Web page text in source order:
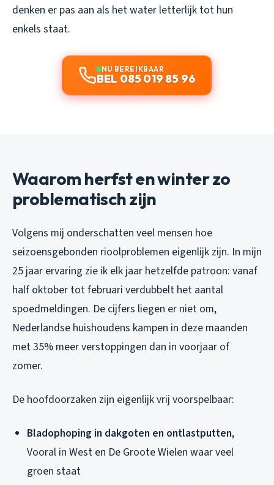
denken er pas aan als het water letterlijk tot hun
enkels staat.
NU BEREIKBAAR
BEL 085 019 85 96
Waarom herfst en winter zo
problematisch zijn
Volgens mij onderschatten veel mensen hoe
seizoensgebonden rioolproblemen eigenlijk zijn. In mijn
25 jaar ervaring zie ik elk jaar hetzelfde patroon: vanaf
half oktober tot februari verdubbelt het aantal
spoedmeldingen. De cijfers liegen er niet om,
Nederlandse huishoudens kampen in deze maanden
met 35% meer verstoppingen dan in voorjaar of
zomer.
De hoofdoorzaken zijn eigenlijk vrij voorspelbaar:
Bladophoping in dakgoten en ontlastputten,
Vooral in West en De Groote Wielen waar veel
groen staat